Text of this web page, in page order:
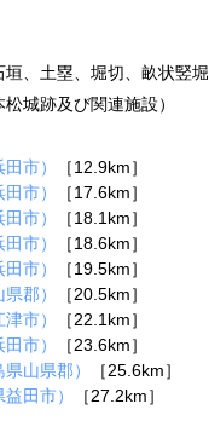
垣、土塁、堀切、畝状竪堀
城跡及び関連施設）
市）
［12.9km］
市）
［17.6km］
市）
［18.1km］
市）
［18.6km］
市）
［19.5km］
郡）
［20.5km］
市）
［22.1km］
市）
［23.6km］
山県郡）
［25.6km］
田市）
［27.2km］